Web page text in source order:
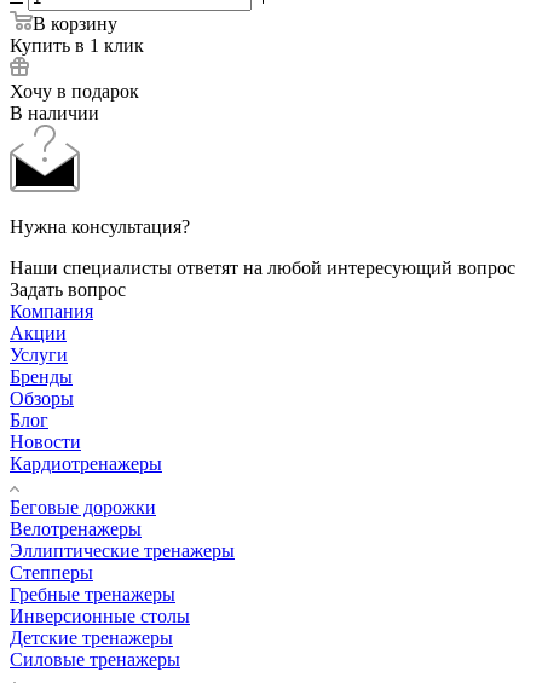
В корзину
Купить в 1 клик
Хочу в подарок
В наличии
Нужна консультация?
Наши специалисты ответят на любой интересующий вопрос
Задать вопрос
Компания
Акции
Услуги
Бренды
Обзоры
Блог
Новости
Кардиотренажеры
Беговые дорожки
Велотренажеры
Эллиптические тренажеры
Степперы
Гребные тренажеры
Инверсионные столы
Детские тренажеры
Силовые тренажеры